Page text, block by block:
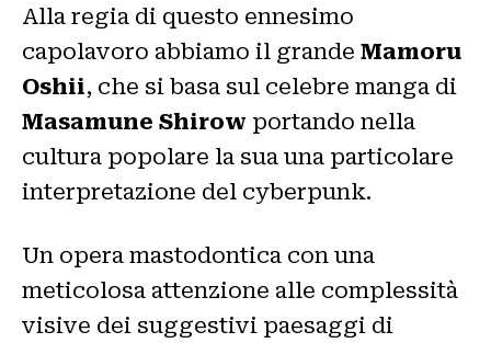
Alla regia di questo ennesimo
capolavoro abbiamo il grande Mamoru
Oshii, che si basa sul celebre manga di
Masamune Shirow portando nella
cultura popolare la sua una particolare
interpretazione del cyberpunk.
Un opera mastodontica con una
meticolosa attenzione alle complessità
visive dei suggestivi paesaggi di